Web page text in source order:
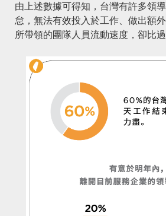
由上述數據可得知，台灣有許多領
怠，無法有效投入於工作、做出額
所帶領的團隊人員流動速度，卻比過